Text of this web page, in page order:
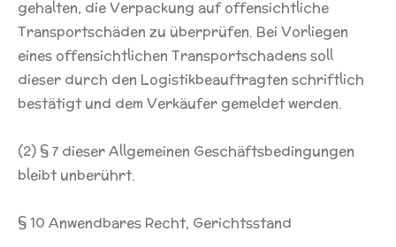
gehalten, die Verpackung auf offensichtliche
Transportschäden zu überprüfen. Bei Vorliegen
eines offensichtlichen Transportschadens soll
dieser durch den Logistikbeauftragten schriftlich
bestätigt und dem Verkäufer gemeldet werden.
(2) § 7 dieser Allgemeinen Geschäftsbedingungen
bleibt unberührt.
§ 10 Anwendbares Recht, Gerichtsstand